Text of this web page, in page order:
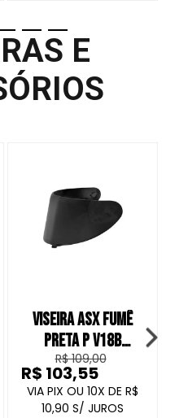
E
VISEIRA ASX FUMÊ
PRETA P V18B
CAPACETE FECHADO
R$ 109,00
10
R$
10,90
R$ 103,55